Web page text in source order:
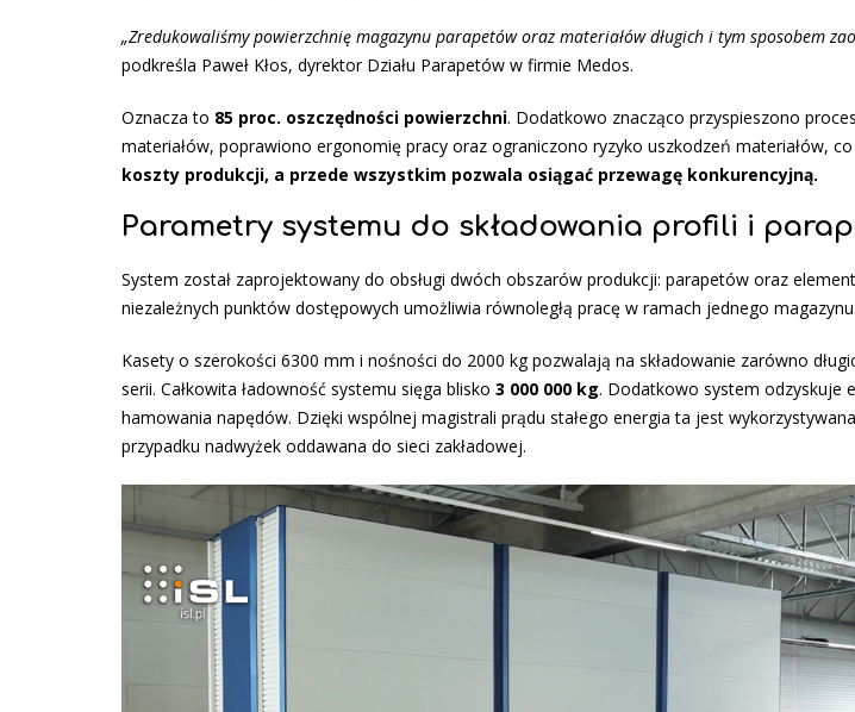
„Zredukowaliśmy powierzchnię magazynu parapetów oraz materiałów długich i tym sposobem
podkreśla Paweł Kłos, dyrektor Działu Parapetów w firmie Medos.
Oznacza to 85 proc. oszczędności powierzchni. Dodatkowo znacząco przyspieszono
materiałów, poprawiono ergonomię pracy oraz ograniczono ryzyko uszkodzeń materiałów,
koszty produkcji, a przede wszystkim pozwala osiągać przewagę konkurencyjną.
Parametry systemu do składowania profili i
System został zaprojektowany do obsługi dwóch obszarów produkcji: parapetów oraz
niezależnych punktów dostępowych umożliwia równoległą pracę w ramach jednego magazynu.
Kasety o szerokości 6300 mm i nośności do 2000 kg pozwalają na składowanie zarówno
serii. Całkowita ładowność systemu sięga blisko 3 000 000 kg. Dodatkowo system odzyskuje
hamowania napędów. Dzięki wspólnej magistrali prądu stałego energia ta jest
przypadku nadwyżek oddawana do sieci zakładowej.